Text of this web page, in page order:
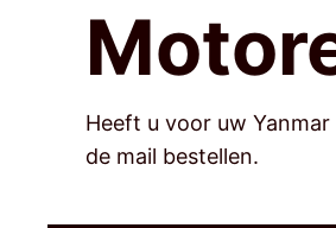
Heeft u voor uw
de mail bestellen.